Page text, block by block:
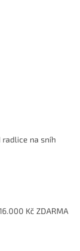
radlice na sníh
Kč ZDARMA